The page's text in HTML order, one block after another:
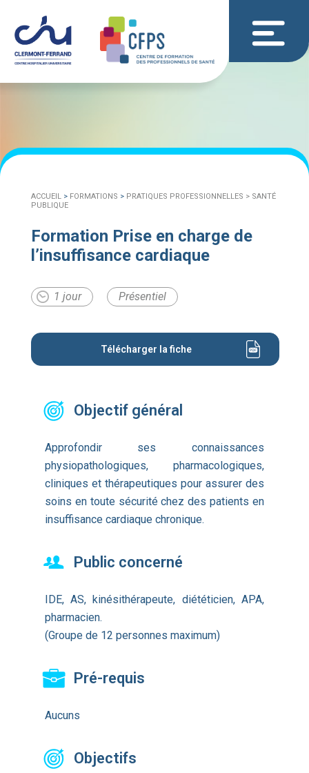
ACCUEIL> FORMATIONS > PRATIQUES PROFESSIONNELLES > SANTÉ
PUBLIQUE
Formation Prise en charge de
l’insuffisance cardiaque
1 jour Présentiel
Télécharger la fiche
Objectif général
Approfondir ses connaissances
physiopathologiques, pharmacologiques,
cliniques et thérapeutiques pour assurer des
soins en toute sécurité chez des patients en
insuffisance cardiaque chronique.
Public concerné
IDE, AS, kinésithérapeute, diététicien, APA,
pharmacien.
(Groupe de 12 personnes maximum)
Pré-requis
Aucuns
Objectifs